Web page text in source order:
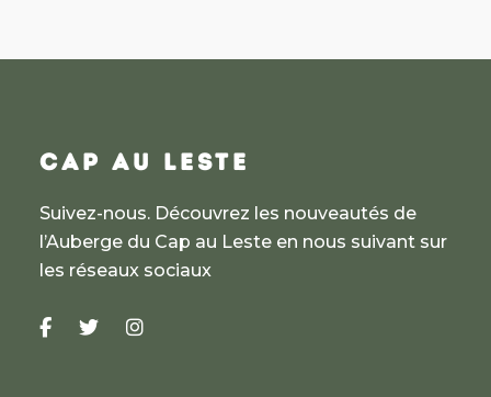
CAP AU LESTE
Suivez-nous. Découvrez les nouveautés de
l’Auberge du Cap au Leste en nous suivant sur
les réseaux sociaux